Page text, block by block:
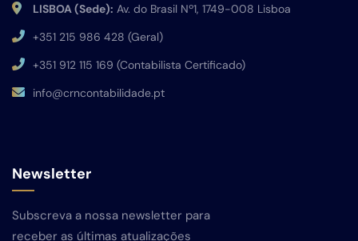
LISBOA (Sede): Av. do Brasil Nº1, 1749-008 Lisboa
+351 215 986 428 (Geral)
+351 912 115 169 (Contabilista Certificado)
info@crncontabilidade.pt
Newsletter
Subscreva a nossa newsletter para
receber as últimas atualizações